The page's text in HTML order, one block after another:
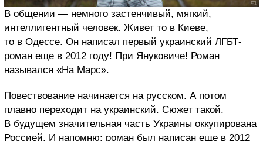
В общении — немного застенчивый, мягкий,
интеллигентный человек. Живет то в Киеве,
то в Одессе. Он написал первый украинский ЛГБТ-
роман еще в 2012 году! При Януковиче! Роман
назывался «На Марс».
Повествование начинается на русском. А потом
плавно переходит на украинский. Сюжет такой.
В будущем значительная часть Украины оккупирована
Россией. И напомню: роман был написан еще в 2012